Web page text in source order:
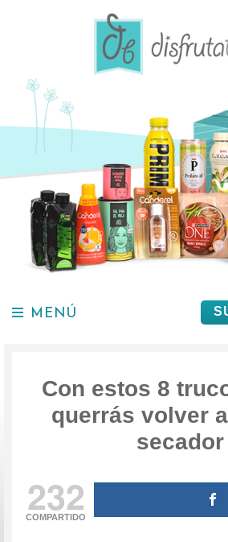
MENÚ
Con estos 8
querrás volver
secador
232
COMPARTIDO